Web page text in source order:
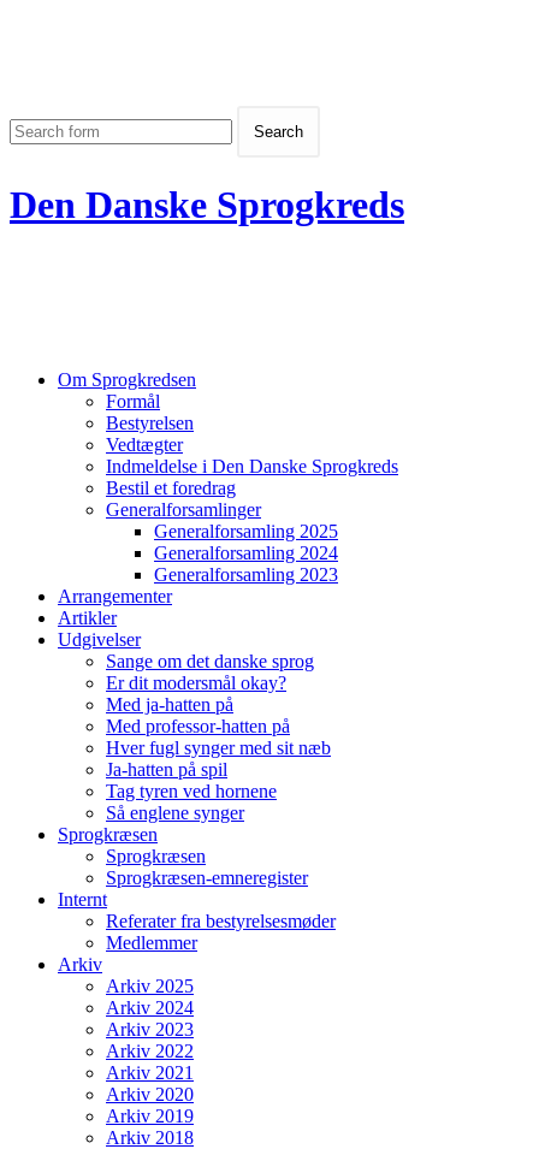
Den Danske Sprogkreds
Om Sprogkredsen
Formål
Bestyrelsen
Vedtægter
Indmeldelse i Den Danske Sprogkreds
Bestil et foredrag
Generalforsamlinger
Generalforsamling 2025
Generalforsamling 2024
Generalforsamling 2023
Arrangementer
Artikler
Udgivelser
Sange om det danske sprog
Er dit modersmål okay?
Med ja-hatten på
Med professor-hatten på
Hver fugl synger med sit næb
Ja-hatten på spil
Tag tyren ved hornene
Så englene synger
Sprogkræsen
Sprogkræsen
Sprogkræsen-emneregister
Internt
Referater fra bestyrelsesmøder
Medlemmer
Arkiv
Arkiv 2025
Arkiv 2024
Arkiv 2023
Arkiv 2022
Arkiv 2021
Arkiv 2020
Arkiv 2019
Arkiv 2018